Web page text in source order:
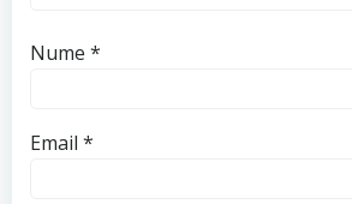
Nume *
Email *